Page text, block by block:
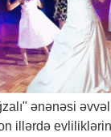
ənənəsi
illərdə